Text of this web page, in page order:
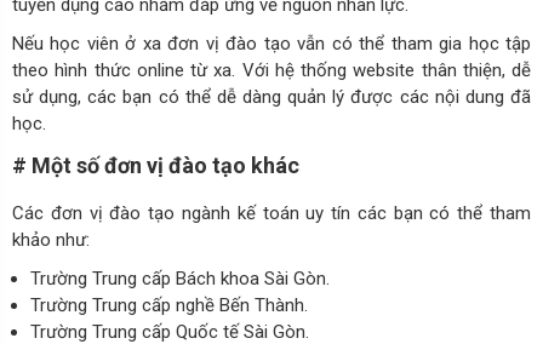
Nếu học viên ở xa đơn vị đào tạo vẫn có thể tham gia học tập
theo hình thức online từ xa. Với hệ thống website thân thiện, dễ
sử dụng, các bạn có thể dễ dàng quản lý được các nội dung đã
học.
# Một số đơn vị đào tạo khác
Các đơn vị đào tạo ngành kế toán uy tín các bạn có thể tham
khảo như:
Trường Trung cấp Bách khoa Sài Gòn.
Trường Trung cấp nghề Bến Thành.
Trường Trung cấp Quốc tế Sài Gòn.